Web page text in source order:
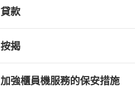
貸款
按揭
加強櫃員機服務的保安措施